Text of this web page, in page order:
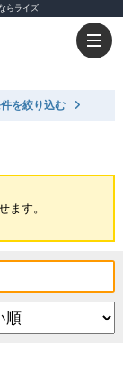
らライズ
を絞り込む
ます。